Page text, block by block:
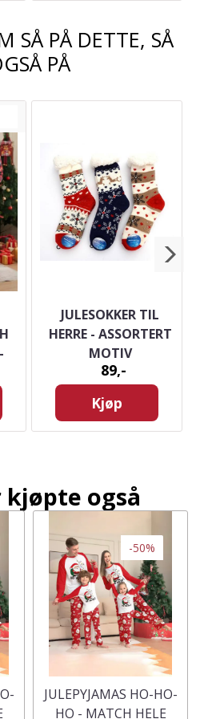
SÅ PÅ DETTE, SÅ
PÅ
JULESOKKER TIL
HERRE - ASSORTERT
MOTIV
89,-
Kjøp
kjøpte også
-50%
JULEPYJAMAS HO-HO-
HO - MATCH HELE